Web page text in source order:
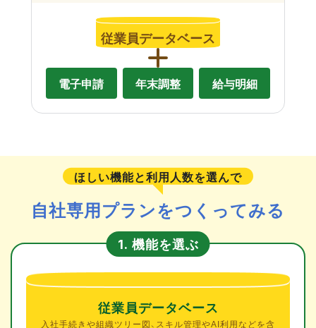
従業員データベース
電子申請 年末調整 給与明細
ほしい機能と利用人数を選んで
自社専用プランをつくってみる
1. 機能を選ぶ
従業員データベース
入社手続きや組織ツリー図、スキル管理やAI利用などを含